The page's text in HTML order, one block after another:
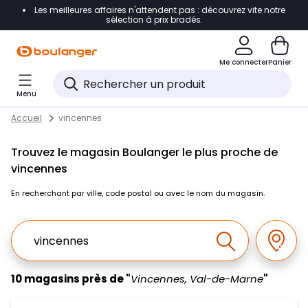
Accéder directement à la navigation
Accéder directement au pied de page
Accéder directement au chatbot
Les meilleures affaires n'attendent pas : découvrez vite notre
sélection à prix bradés.
Me connecterPanier
Menu
Skip to content
Return to Nav
Accueil vincennes
Trouvez le magasin Boulanger le plus proche de
vincennes
En recherchant par ville, code postal ou avec le nom du magasin.
Ville, Region, Code postal ou Ville & Pays
Effectuer la
10 magasins près de "Vincennes, Val-de-Marne"